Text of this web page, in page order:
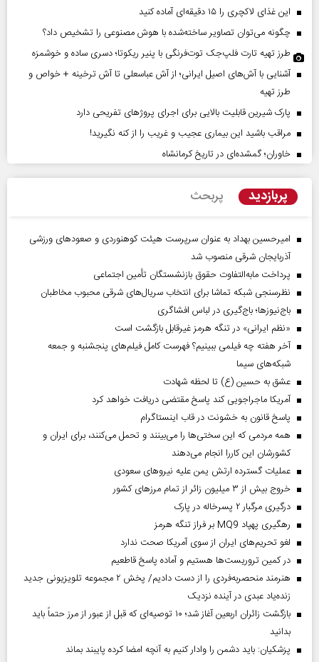
این غذای لاکچری را ۱۵ دقیقه‌ای آماده کنید
چگونه می‌توان تصاویر ساخته‌شده با هوش مصنوعی را تشخیص داد؟
طرز تهیه تارت فلپ‌جک توت‌فرنگی با پنیر ریکوتا؛ دسری ساده و خوشمزه
آشنایی با آش‌های اصیل ایرانی؛ از آش عباسعلی تا آش ترخینه + خواص و
طرز تهیه
پارک شیرین قابلیت‌ بالایی برای اجرای پروژهای تفریحی دارد
مراقب باشید این بیماری عجیب و غریب را از کنه نگیرید!
خاوران؛ گمشده‌ای در تاریخ کرمانشاه
پربازدید پربحث
امیرحسین بهداد به عنوان سرپرست هیئت کوهنوردی و صعودهای ورزشی
آذربایجان شرقی منصوب شد
پرداخت مابه‌التفاوت حقوق بازنشستگان تأمین اجتماعی
نظرسنجی شبکه تماشا برای انتخاب سریال‌های شرقی محبوب مخاطبان
باج‌نیوزها؛ باج‌گیری در لباس افشاگری
«نظم ایرانی» در تنگه هرمز غیرقابل بازگشت است
آخر هفته چه فیلمی ببینیم؟ فهرست کامل فیلم‌های پنجشنبه و جمعه
شبکه‌های سیما
عشق به حسین (ع) تا لحظه شهادت
آمریکا ماجراجویی کند پاسخ مقتضی دریافت خواهد کرد
پاسخ قانون به خشونت در قاب اینستاگرام
همه مردمی که این سختی‌ها را می‌بینند و تحمل می‌کنند، برای ایران و
کشورشان این کاررا انجام می‌دهند
عملیات گسترده ارتش یمن علیه نیروهای سعودی
خروج بیش از ۳ میلیون زائر از تمام مرز‌های کشور
درگیری مرگبار ۲ پسرخاله در پارک
رهگیری پهپاد MQ9 بر فراز تنگه هرمز
لغو تحریم‌های ایران از سوی آمریکا صحت ندارد
در کمین تروریست‌ها هستیم و آماده پاسخ قاطعیم
هنرمند منحصر‌به‌فردی را از دست دادیم/ پخش ۲ مجموعه تلویزیونی جدید
زنده‌یاد عبدی در آینده نزدیک
بازگشت زائران اربعین آغاز شد؛ ۱۰ توصیه‌ای که قبل از عبور از مرز حتماً باید
بدانید
پزشکیان: باید دشمن را وادار کنیم به آنچه امضا کرده پایبند بماند